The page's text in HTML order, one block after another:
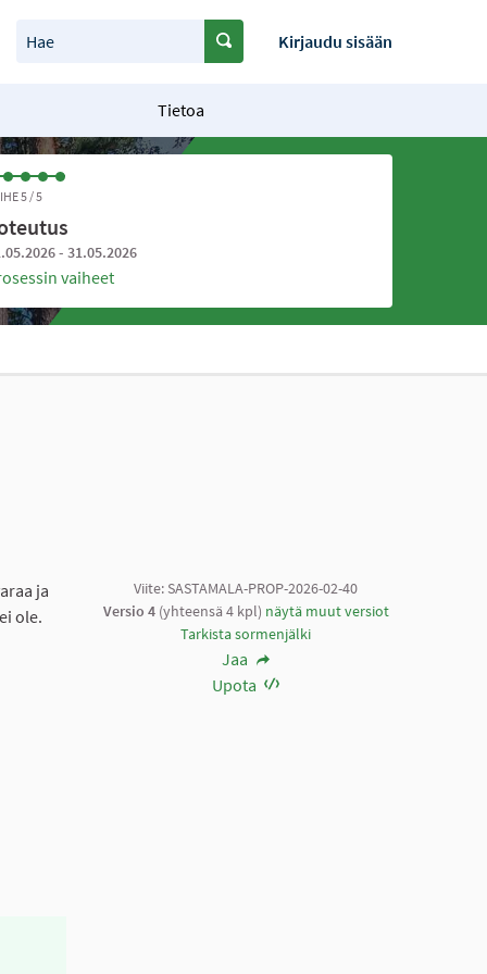
Hae Kirjaudu sisään
Tietoa
5 / 5
- 31.05.2026
vaiheet
ja
ole.
Viite: SASTAMALA-PROP-2026-02-40
Versio 4(yhteensä 4 kpl) näytä muut versiot
Tarkista sormenjälki
Jaa
Upota